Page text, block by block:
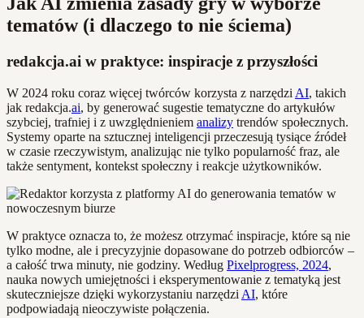
tematów (i dlaczego to nie ściema)
redakcja.ai w praktyce: inspiracje z przyszłości
W 2024 roku coraz więcej twórców korzysta z narzędzi AI, takich
jak redakcja.ai, by generować sugestie tematyczne do artykułów
szybciej, trafniej i z uwzględnieniem analizy trendów społecznych.
Systemy oparte na sztucznej inteligencji przeczesują tysiące źródeł
w czasie rzeczywistym, analizując nie tylko popularność fraz, ale
także sentyment, kontekst społeczny i reakcje użytkowników.
W praktyce oznacza to, że możesz otrzymać inspiracje, które są nie
tylko modne, ale i precyzyjnie dopasowane do potrzeb odbiorców –
a całość trwa minuty, nie godziny. Według Pixelprogress, 2024,
nauka nowych umiejętności i eksperymentowanie z tematyką jest
skuteczniejsze dzięki wykorzystaniu narzędzi AI, które
podpowiadają nieoczywiste połączenia.